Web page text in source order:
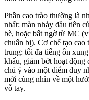
Phần cao trào thường là
nhất: màn nhảy đầu tiên
bè, hoặc bất ngờ từ MC
chuẩn bị). Cơ chế tạo
trung: tối đa tiếng ồn
khấu, giảm bớt hoạt động
chú ý vào một điểm duy
mời cùng nhìn về một
vỗ tay.